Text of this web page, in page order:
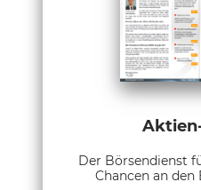
Der Börsendienst
Chancen an den